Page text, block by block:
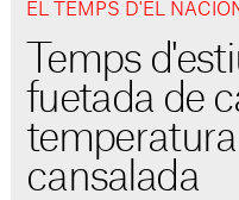
EL TEMPS D'EL
Temps
fuetada de
cansalada